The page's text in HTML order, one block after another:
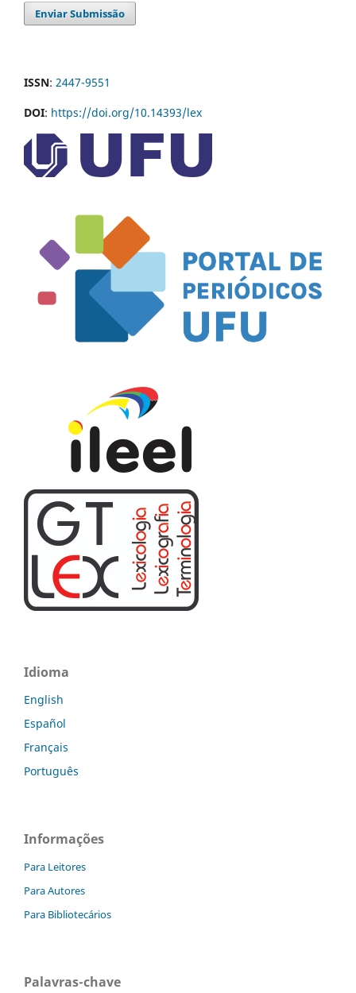
Enviar Submissão
ISSN: 2447-9551
DOI: https://doi.org/10.14393/lex
Idioma
English
Español
Français
Português
Informações
Para Leitores
Para Autores
Para Bibliotecários
Palavras-chave